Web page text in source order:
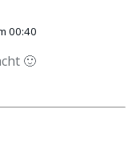
00:40
🙂